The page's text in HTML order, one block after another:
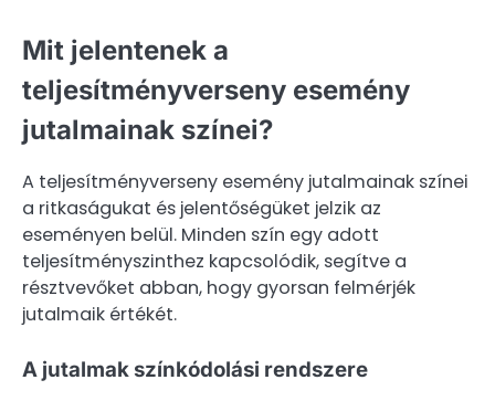
Mit jelentenek a
teljesítményverseny esemény
jutalmainak színei?
A teljesítményverseny esemény jutalmainak színei
a ritkaságukat és jelentőségüket jelzik az
eseményen belül. Minden szín egy adott
teljesítményszinthez kapcsolódik, segítve a
résztvevőket abban, hogy gyorsan felmérjék
jutalmaik értékét.
A jutalmak színkódolási rendszere